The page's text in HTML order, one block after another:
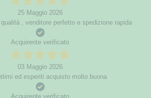
25 Maggio 2026
, venditore perfetto e spedizione rapida
Acquirente verificato
03 Maggio 2026
ed esperiti acquisto molto buona
Acquirente verificato